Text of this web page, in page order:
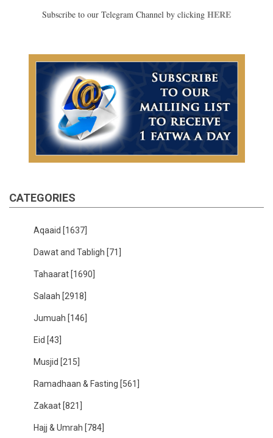
Subscribe to our Telegram Channel by clicking HERE
CATEGORIES
Aqaaid [1637]
Dawat and Tabligh [71]
Tahaarat [1690]
Salaah [2918]
Jumuah [146]
Eid [43]
Musjid [215]
Ramadhaan & Fasting [561]
Zakaat [821]
Hajj & Umrah [784]